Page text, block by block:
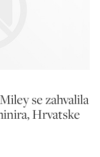
se zahvalila
Hrvatske